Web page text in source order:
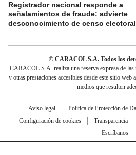
Registrador nacional responde a
señalamientos de fraude: advierte
desconocimiento de censo electoral
© CARACOL S.A. Todos los
CARACOL S.A. realiza una reserva expresa de las
y otras prestaciones accesibles desde este sitio web
medios que resulten
Aviso legal Política de Protección de
Configuración de cookies
Transparencia
Escríbanos